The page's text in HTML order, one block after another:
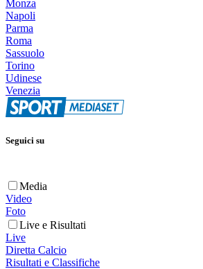
Monza
Napoli
Parma
Roma
Sassuolo
Torino
Udinese
Venezia
Seguici su
Media
Video
Foto
Live e Risultati
Live
Diretta Calcio
Risultati e Classifiche